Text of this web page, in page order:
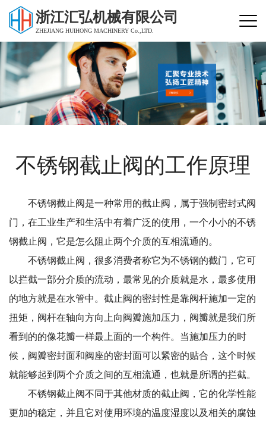
浙江汇弘机械有限公司
ZHEJIANG HUIHONG MACHINERY Co.,LTD.
不锈钢截止阀的工作原理
不锈钢截止阀是一种常用的截止阀，属于强制密封式阀
门，在工业生产和生活中有着广泛的使用，一个小小的不锈
钢截止阀，它是怎么阻止两个介质的互相流通的。
不锈钢截止阀，很多消费者称它为不锈钢的截门，它可
以拦截一部分介质的流动，最常见的介质就是水，最多使用
的地方就是在水管中。截止阀的密封性是靠阀杆施加一定的
扭矩，阀杆在轴向方向上向阀瓣施加压力，阀瓣就是我们所
看到的的像花瓣一样最上面的一个构件。当施加压力的时
候，阀瓣密封面和阀座的密封面可以紧密的贴合，这个时候
就能够起到两个介质之间的互相流通，也就是所谓的拦截。
不锈钢截止阀不同于其他材质的截止阀，它的化学性能
更加的稳定，并且它对使用环境的温度湿度以及相关的腐蚀